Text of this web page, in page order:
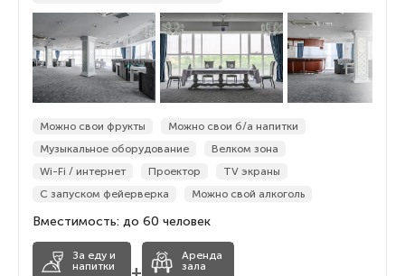
Можно свои фрукты
Можно свои б/а напитки
Музыкальное оборудование
Велком зона
Wi-Fi / интернет
Проектор
TV экраны
С запуском фейерверка
Можно свой алкоголь
Вместимость: до 60 человек
За еду и
напитки
+
Аренда
зала